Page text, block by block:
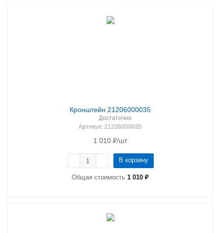
Кронштейн 21206000035
Достаточно
Артикул: 21206000035
1 010 ₽/шт
В корзину
Общая стоимость 1 010 ₽